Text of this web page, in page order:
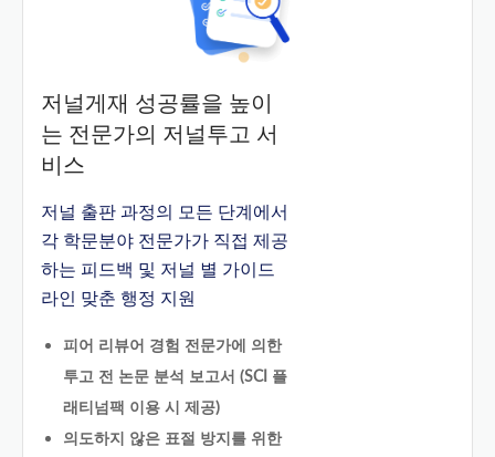
저널게재 성공률을 높이
는 전문가의 저널투고 서
비스
저널 출판 과정의 모든 단계에서
각 학문분야 전문가가 직접 제공
하는 피드백 및 저널 별 가이드
라인 맞춘 행정 지원
피어 리뷰어 경험 전문가에 의한
투고 전 논문 분석 보고서 (SCI 플
래티넘팩 이용 시 제공)
의도하지 않은 표절 방지를 위한